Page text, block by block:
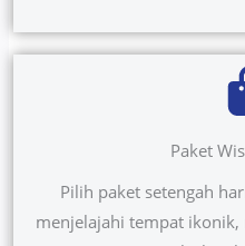
Paket
Pilih paket setengah
menjelajahi tempat